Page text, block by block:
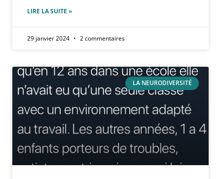
LIRE LA SUITE »
29 janvier 2024 2 commentaires
LA NEURODIVERSITÉ